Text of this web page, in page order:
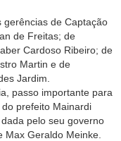
gerências de Captação
de Freitas; de
Cardoso Ribeiro; de
Martin e de
Jardim.
passo importante para
prefeito Mainardi
pelo seu governo
Geraldo Meinke.